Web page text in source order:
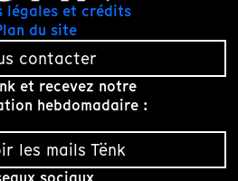
légales et crédits
du site
contacter
et recevez notre
hebdomadaire :
les mails Tënk